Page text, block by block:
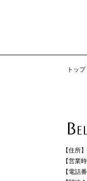
トップ
【住所】
【営業時
【電話番